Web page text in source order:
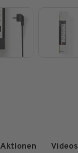
Aktionen Videos